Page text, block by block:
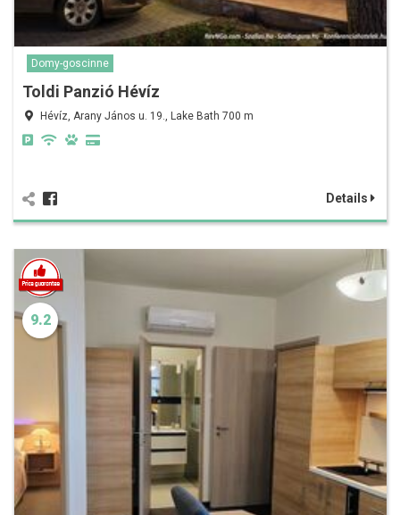
Domy-goscinne
Toldi Panzió Hévíz
Hévíz, Arany János u. 19., Lake Bath 700 m
Details
9.2